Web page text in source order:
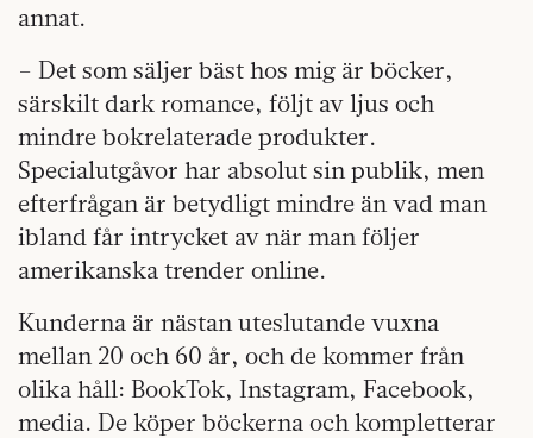
annat.
– Det som säljer bäst hos mig är böcker,
särskilt dark romance, följt av ljus och
mindre bokrelaterade produkter.
Specialutgåvor har absolut sin publik, men
efterfrågan är betydligt mindre än vad man
ibland får intrycket av när man följer
amerikanska trender online.
Kunderna är nästan uteslutande vuxna
mellan 20 och 60 år, och de kommer från
olika håll: BookTok, Instagram, Facebook,
media. De köper böckerna och kompletterar